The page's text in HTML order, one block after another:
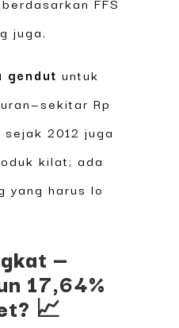
juga.
gendut untuk
Rp
2012 juga
kilat; ada
yang harus lo
—
17,64%
📈